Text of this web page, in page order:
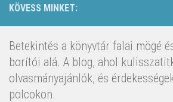
KÖVESS MINKET:
Betekintés a könyvtár falai mögé
borítói alá. A blog, ahol
olvasmányajánlók, és
polcokon.